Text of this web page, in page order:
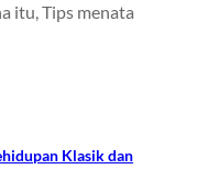
itu, Tips menata
Klasik dan